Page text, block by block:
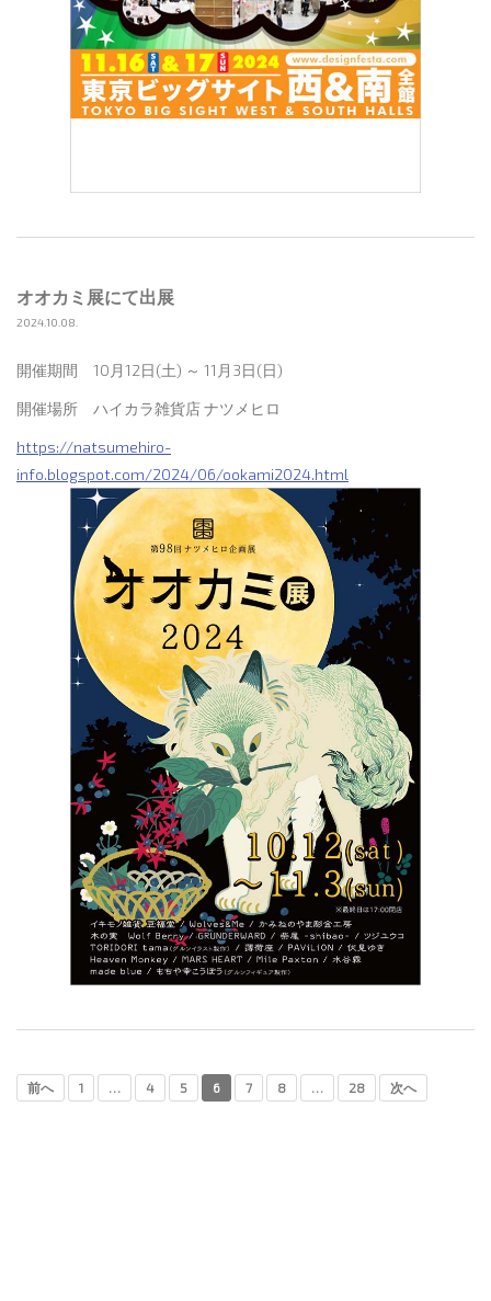
オオカミ展にて出展
2024.10.08.
開催期間 10月12日(土) ～ 11月3日(日)
開催場所 ハイカラ雑貨店 ナツメヒロ
https://natsumehiro-
info.blogspot.com/2024/06/ookami2024.html
前へ 1 … 4 5 6 7 8 … 28 次へ